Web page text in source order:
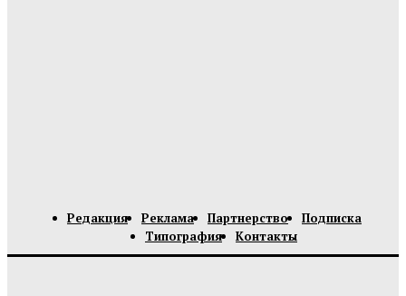
Редакция Реклама Партнерство
Подписка
Типография
Контакты